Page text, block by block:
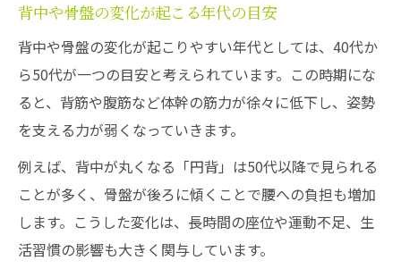
とは
年齢別にみる整体ケアのやめどきと判断ポ
イント
整体の効果を感じやすくなる年齢や状態
どんな人が整体に通い始めるべきか考える
整体の継続とやめどきを見極める方法
背中や骨盤の変化が起こる年代の目安
背中や骨盤の変化が起こりやすい年代としては、40代か
ら50代が一つの目安と考えられています。この時期にな
ると、背筋や腹筋など体幹の筋力が徐々に低下し、姿勢
を支える力が弱くなっていきます。
例えば、背中が丸くなる「円背」は50代以降で見られる
ことが多く、骨盤が後ろに傾くことで腰への負担も増加
します。こうした変化は、長時間の座位や運動不足、生
活習慣の影響も大きく関与しています。